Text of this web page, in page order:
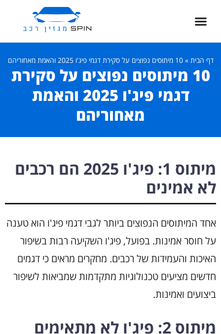
דף הבית »10 מיתוסים נפוצים על סקירת דגמי פיג'ו 2025 והאמת מאחוריהם
10 מיתוסים נפוצים על סקירת
דגמי פיג'ו 2025 והאמת
מאחוריהם
מיתוס 1: פיג'ו 2025 הם רכבים
לא אמינים
אחד המיתוסים הנפוצים ביותר לגבי דגמי פיג'ו הוא טענה
על חוסר אמינות. בפועל, פיג'ו השקיעה רבות בשיפור
האיכות והעמידות של רכבים. מחקרים מראים כי דגמים
חדשים מציעים טכנולוגיות מתקדמות שמביאות לשיפור
ביצועים ואמינות.
מיתוס 2: פיג'ו לא מתאימים